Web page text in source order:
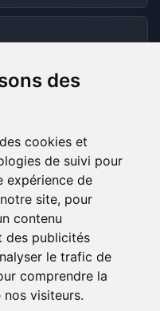
des
cookies et
de suivi pour
expérience de
site, pour
contenu
des publicités
le trafic de
comprendre la
visiteurs.
ACCEPTÉS